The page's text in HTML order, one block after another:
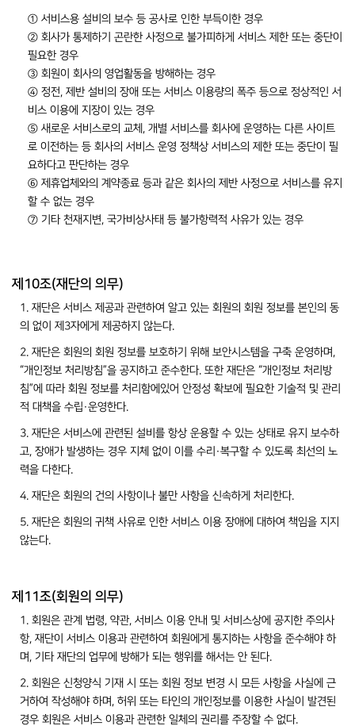
① 서비스용 설비의 보수 등 공사로 인한 부득이한 경우
② 회사가 통제하기 곤란한 사정으로 불가피하게 서비스 제한 또는 중단이
필요한 경우
③ 회원이 회사의 영업활동을 방해하는 경우
④ 정전, 제반 설비의 장애 또는 서비스 이용량의 폭주 등으로 정상적인 서
비스 이용에 지장이 있는 경우
⑤ 새로운 서비스로의 교체, 개별 서비스를 회사에 운영하는 다른 사이트
로 이전하는 등 회사의 서비스 운영 정책상 서비스의 제한 또는 중단이 필
요하다고 판단하는 경우
⑥ 제휴업체와의 계약종료 등과 같은 회사의 제반 사정으로 서비스를 유지
할 수 없는 경우
⑦ 기타 천재지변, 국가비상사태 등 불가항력적 사유가 있는 경우
제10조(재단의 의무)
1. 재단은 서비스 제공과 관련하여 알고 있는 회원의 회원 정보를 본인의 동
의 없이 제3자에게 제공하지 않는다.
2. 재단은 회원의 회원 정보를 보호하기 위해 보안시스템을 구축 운영하며,
“개인정보 처리방침”을 공지하고 준수한다. 또한 재단은 “개인정보 처리방
침”에 따라 회원 정보를 처리함에있어 안정성 확보에 필요한 기술적 및 관리
적 대책을 수립·운영한다.
3. 재단은 서비스에 관련된 설비를 항상 운용할 수 있는 상태로 유지 보수하
고, 장애가 발생하는 경우 지체 없이 이를 수리·복구할 수 있도록 최선의 노
력을 다한다.
4. 재단은 회원의 건의 사항이나 불만 사항을 신속하게 처리한다.
5. 재단은 회원의 귀책 사유로 인한 서비스 이용 장애에 대하여 책임을 지지
않는다.
제11조(회원의 의무)
1. 회원은 관계 법령, 약관, 서비스 이용 안내 및 서비스상에 공지한 주의사
항, 재단이 서비스 이용과 관련하여 회원에게 통지하는 사항을 준수해야 하
며, 기타 재단의 업무에 방해가 되는 행위를 해서는 안 된다.
2. 회원은 신청양식 기재 시 또는 회원 정보 변경 시 모든 사항을 사실에 근
거하여 작성해야 하며, 허위 또는 타인의 개인정보를 이용한 사실이 발견된
경우 회원은 서비스 이용과 관련한 일체의 권리를 주장할 수 없다.